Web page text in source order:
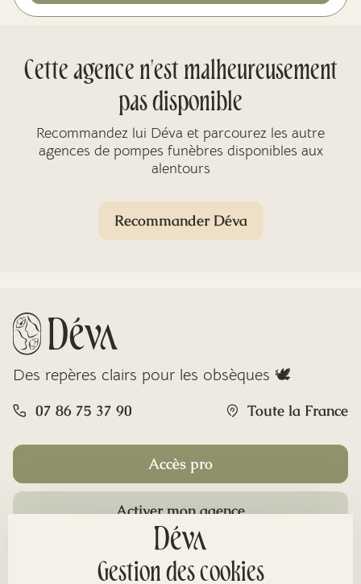
Cette agence n'est malheureusement
pas disponible
Recommandez lui Déva et parcourez les autre
agences de pompes funèbres disponibles aux
alentours
Recommander Déva
Des repères clairs pour les obsèques 🕊️
07 86 75 37 90 Toute la France
Accès pro
Activer mon agence
Gestion des cookies